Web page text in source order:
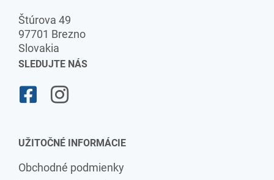
Štúrova 49
97701 Brezno
Slovakia
SLEDUJTE NÁS
UŽITOČNÉ INFORMÁCIE
Obchodné podmienky